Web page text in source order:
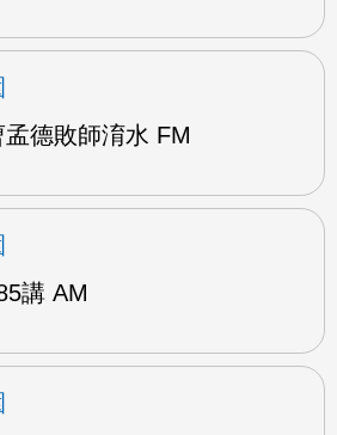
德敗師淯水 FM
講 AM